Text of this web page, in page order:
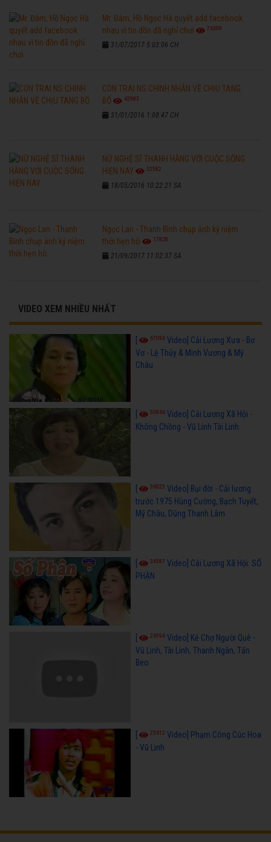
Mr. Đàm, Hồ Ngọc Hà quyết add facebook
nhau vì tin đồn đã nghỉ chơi
76309
31/07/2017 5:03:06 CH
CON TRAI NS CHINH NHẪN VỀ CHỊU TANG
BỐ
42983
31/01/2016 1:08:47 CH
NỮ NGHỆ SĨ THANH HẰNG VỚI CUỘC SỐNG
HIỆN NAY
32582
18/05/2016 10:22:21 SA
Ngọc Lan - Thanh Bình chụp ảnh kỷ niệm
thời hẹn hò
17828
21/09/2017 11:02:37 SA
VIDEO XEM NHIỀU NHẤT
[ 67093 Video] Cải Lương Xưa - Bơ
Vơ - Lệ Thủy & Minh Vương & Mỹ
Châu
50846 Video] Cải Lương Xã Hội -
Không Chồng - Vũ Linh Tài Linh
36025 Video] Bụi đời - Cải lương
trước 1975 Hùng Cường, Bạch Tuyết,
Mỹ Châu, Dũng Thanh Lâm
34587 Video] Cải Lương Xã Hội: SỐ
PHẬN
24594 Video] Kẻ Chợ Người Quê -
Vũ Linh, Tài Linh, Thanh Ngân, Tấn
Beo
23612 Video] Phạm Công Cúc Hoa
- Vũ Linh